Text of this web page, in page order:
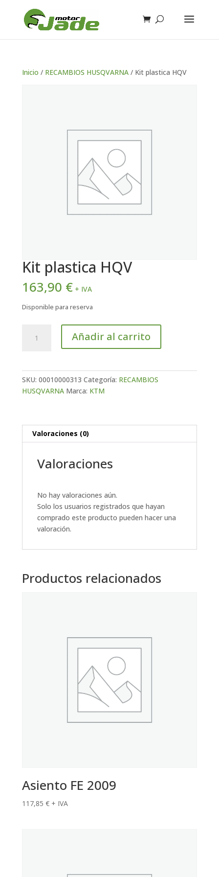
Inicio / RECAMBIOS HUSQVARNA/ Kit plastica HQV
Kit plastica HQV
163,90 € + IVA
Disponible para reserva
plastica
Añadir al carrito
SKU: 00010000313 Categoría: RECAMBIOS
HUSQVARNA Marca: KTM
Valoraciones (0)
Valoraciones
No hay valoraciones aún.
Solo los usuarios registrados que hayan
comprado este producto pueden hacer una
valoración.
Productos relacionados
Asiento FE 2009
117,85 € + IVA